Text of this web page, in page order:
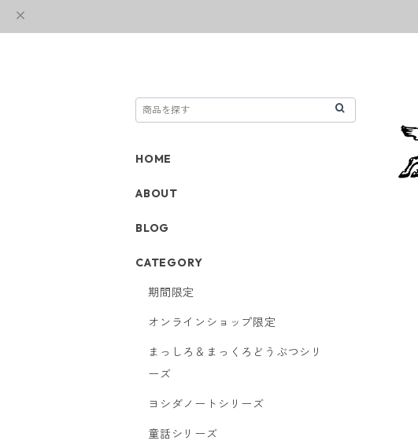
HOME
ABOUT
BLOG
CATEGORY
期間限定
オンラインショップ限定
まっしろ＆まっくろどうぶつシリ
ーズ
ヨシダノートシリーズ
童話シリーズ